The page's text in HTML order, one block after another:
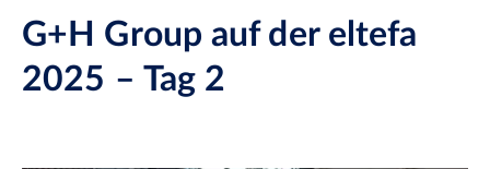
G+H Group auf der eltefa
2025 – Tag 2